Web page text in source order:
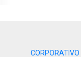
CORPORATIVO